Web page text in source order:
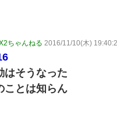
ちゃんねる 2016/11/10(木)
はそうなった
ことは知らん